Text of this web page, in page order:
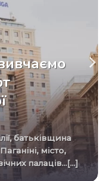
місто,
палаців…[...]